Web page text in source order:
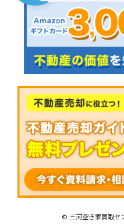
© 三河空き家買取セ